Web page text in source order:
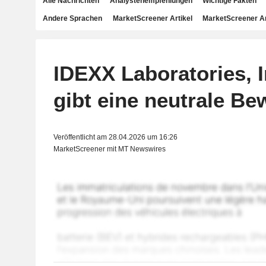
Andere Sprachen MarketScreener Artikel MarketScreener
IDEXX Laboratories,
gibt eine neutrale
Veröffentlicht am 28.04.2026 um 16:26
MarketScreener mit MT Newswires